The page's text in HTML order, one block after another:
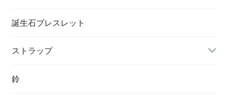
誕生石ブレスレット
ストラップ
鈴